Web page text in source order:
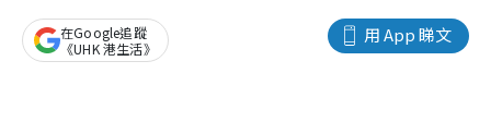
用 App 睇文
在Google追蹤
《UHK 港生活》